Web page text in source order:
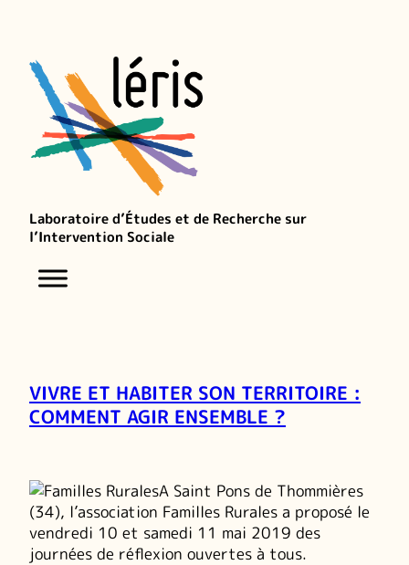
Laboratoire d’Études et de Recherche sur
l’Intervention Sociale
VIVRE ET HABITER SON TERRITOIRE :
COMMENT AGIR ENSEMBLE ?
A Saint Pons de Thommières
(34), l’association Familles Rurales a proposé le
vendredi 10 et samedi 11 mai 2019 des
journées de réflexion ouvertes à tous.